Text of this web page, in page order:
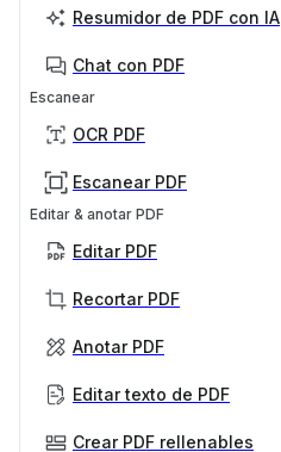
Resumidor de PDF con IA
Chat con PDF
Escanear
OCR PDF
Escanear PDF
Editar & anotar PDF
Editar PDF
Recortar PDF
Anotar PDF
Editar texto de PDF
Crear PDF rellenables